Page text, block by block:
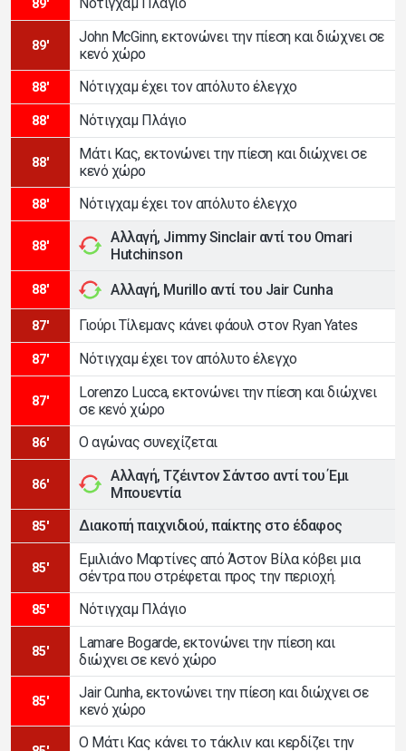
89'
89'
John McGinn, εκτονώνει την πίεση και διώχνει σε
κενό χώρο
88' Νότιγχαμ έχει τον απόλυτο έλεγχο
88' Νότιγχαμ Πλάγιο
88'
Μάτι Κας, εκτονώνει την πίεση και διώχνει σε
κενό χώρο
88' Νότιγχαμ έχει τον απόλυτο έλεγχο
88'
Αλλαγή, Jimmy Sinclair αντί του Omari
Hutchinson
88' Αλλαγή, Murillo αντί του Jair Cunha
87' Γιούρι Τίλεμανς κάνει φάουλ στον Ryan Yates
87' Νότιγχαμ έχει τον απόλυτο έλεγχο
87'
Lorenzo Lucca, εκτονώνει την πίεση και διώχνει
σε κενό χώρο
86' Ο αγώνας συνεχίζεται
86'
Αλλαγή, Τζέιντον Σάντσο αντί του Έμι
Μπουεντία
85' Διακοπή παιχνιδιού, παίκτης στο έδαφος
85'
Εμιλιάνο Μαρτίνες από Άστον Βίλα κόβει μια
σέντρα που στρέφεται προς την περιοχή.
85' Νότιγχαμ Πλάγιο
85'
Lamare Bogarde, εκτονώνει την πίεση και
διώχνει σε κενό χώρο
85'
Jair Cunha, εκτονώνει την πίεση και διώχνει σε
κενό χώρο
Ο Μάτι Κας κάνει το τάκλιν και κερδίζει την